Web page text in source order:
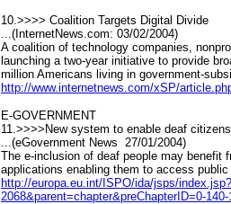
10.>>>> Coalition Targets Digital Divide
...(InternetNews.com: 03/02/2004)
A coalition of technology companies,
launching a two-year initiative to provide
million Americans living in government-
http://www.internetnews.com/xSP/
E-GOVERNMENT
11.>>>>New system to enable deaf
...(eGovernment News ­ 27/01/2004)
The e-inclusion of deaf people may benefit
applications enabling them to access
http://europa.eu.int/ISPO/ida/jsps/
2068&parent=chapter&preChapterID=0-140-